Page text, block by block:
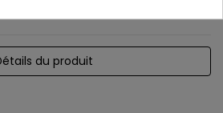
du produit